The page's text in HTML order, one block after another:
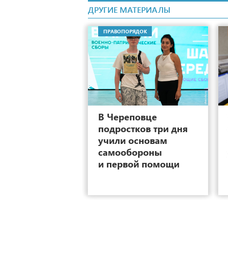
ДРУГИЕ МАТЕРИАЛЫ
ПРАВОПОРЯДОК
0
В Череповце
подростков три дня
учили основам
самообороны
и первой помощи